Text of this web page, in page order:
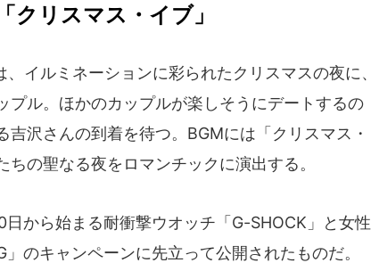
クリスマス・イブ」
イルミネーションに彩られたクリスマスの夜に、
プル。ほかのカップルが楽しそうにデートするの
沢さんの到着を待つ。BGMには「クリスマス・
の聖なる夜をロマンチックに演出する。
から始まる耐衝撃ウオッチ「G-SHOCK」と女性
のキャンペーンに先立って公開されたものだ。